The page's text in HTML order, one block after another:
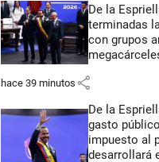
De la
terminadas
con grupos
hace 39 minutos share
De la
gasto
impuesto al
desarrollará